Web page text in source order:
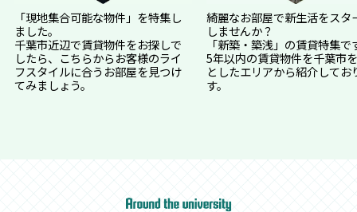
「現地集合可能な物件」を特集し
ました。
千葉市近辺で賃貸物件をお探しで
したら、こちらからお客様のライ
フスタイルに合うお部屋を見つけ
てみましょう。
綺麗なお部屋で新生活をスタ
しませんか？
「新築・築浅」の賃貸特集で
5年以内の賃貸物件を千葉市
としたエリアから紹介してお
す。